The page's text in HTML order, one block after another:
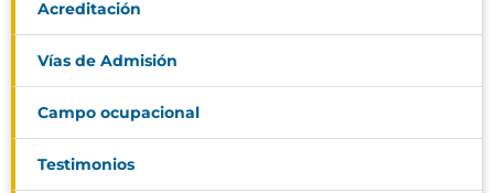
Acreditación
Vías de Admisión
Campo ocupacional
Testimonios